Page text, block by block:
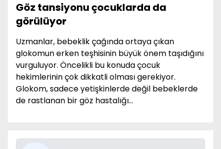
Göz tansiyonu çocuklarda da
görülüyor
Uzmanlar, bebeklik çağında ortaya çıkan
glokomun erken teşhisinin büyük önem taşıdığını
vurguluyor. Öncelikli bu konuda çocuk
hekimlerinin çok dikkatli olması gerekiyor.
Glokom, sadece yetişkinlerde değil bebeklerde
de rastlanan bir göz hastalığı...